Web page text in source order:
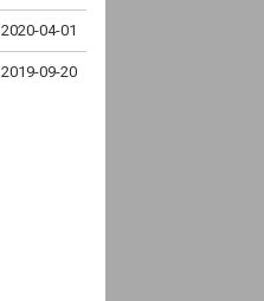
2020-04-01
2019-09-20